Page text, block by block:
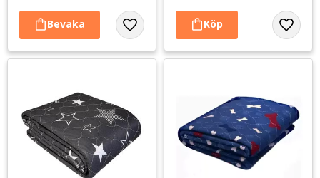
Lägg till i favoriter Lägg